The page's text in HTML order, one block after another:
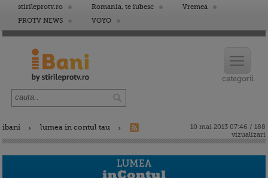
stirileprotv.ro Romania, te iubesc
Vremea
PROTV NEWS
VOYO
ibani lumea in contul tau
10 mai 2013 07:46 / 188
vizualizari